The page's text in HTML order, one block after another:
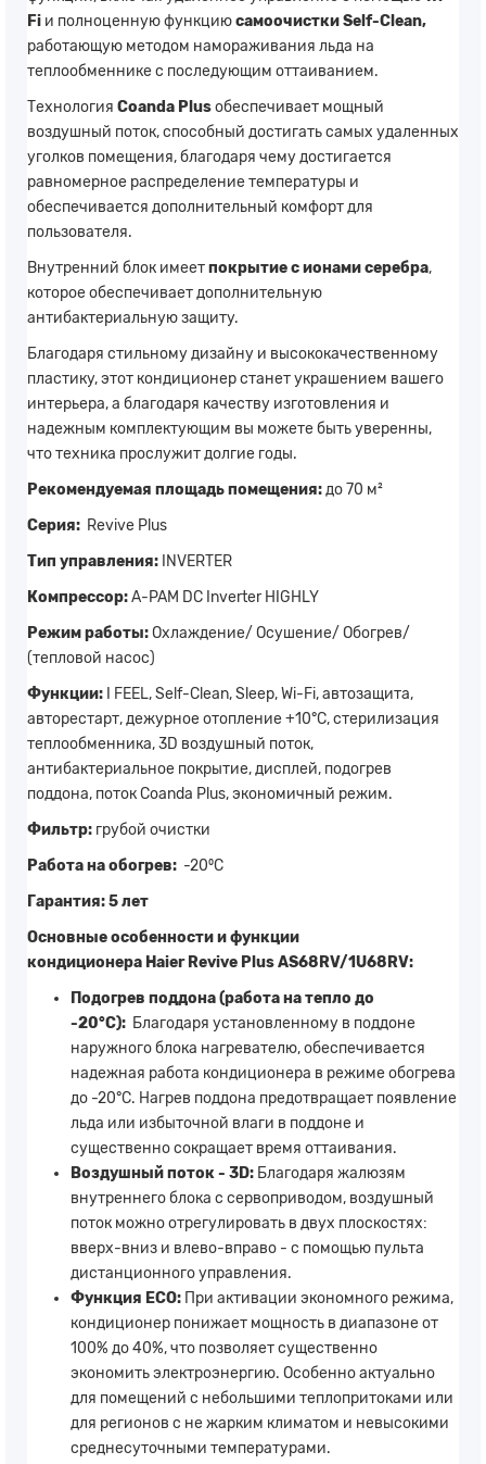
Fi и полноценную функциюсамоочистки Self-Clean,
работающую методом намораживания льда на
теплообменнике с последующим оттаиванием.
Технология Coanda Plusобеспечивает мощный
воздушный поток, способный достигать самых удаленных
уголков помещения, благодаря чему достигается
равномерное распределение температуры и
обеспечивается дополнительный комфорт для
пользователя.
Внутренний блок имеетпокрытие с ионами серебра,
которое обеспечивает дополнительную
антибактериальную защиту.
Благодаря стильному дизайну и высококачественному
пластику, этот кондиционер станет украшением вашего
интерьера, а благодаря качеству изготовления и
надежным комплектующим вы можете быть уверенны,
что техника прослужит долгие годы.
Рекомендуемая площадь помещения:до 70 м²
Серия: Revive Plus
Тип управления: INVERTER
Компресcор:A-PAM DC Inverter HIGHLY
Режим работы:Охлаждение/ Осушение/ Обогрев/
(тепловой насос)
Функции: I FEEL, Self-Clean, Sleep, Wi-Fi, автозащита,
авторестарт, дежурное отопление +10°C, стерилизация
теплообменника, 3D воздушный поток,
антибактериальное покрытие, дисплей, подогрев
поддона, поток Coanda Plus, экономичный режим.
Фильтр: грубой очистки
Работа на обогрев: -20⁰C
Гарантия: 5 лет
Основные особенности и функции
кондиционера Haier Revive Plus AS68RV/1U68RV:
Подогрев поддона (работа на тепло до
-20°С): Благодаря установленному в поддоне
наружного блока нагревателю, обеспечивается
надежная работа кондиционера в режиме обогрева
до -20°С. Нагрев поддона предотвращает появление
льда или избыточной влаги в поддоне и
существенно сокращает время оттаивания.
Воздушный поток - 3D: Благодаря жалюзям
внутреннего блока с сервоприводом, воздушный
поток можно отрегулировать в двух плоскостях:
вверх-вниз и влево-вправо - с помощью пульта
дистанционного управления.
Функция ECO: При активации экономного режима,
кондиционер понижает мощность в диапазоне от
100% до 40%, что позволяет существенно
экономить электроэнергию. Особенно актуально
для помещений с небольшими теплопритоками или
для регионов с не жарким климатом и невысокими
среднесуточными температурами.